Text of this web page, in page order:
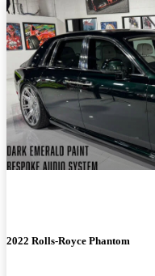
2022 Rolls-Royce Phantom